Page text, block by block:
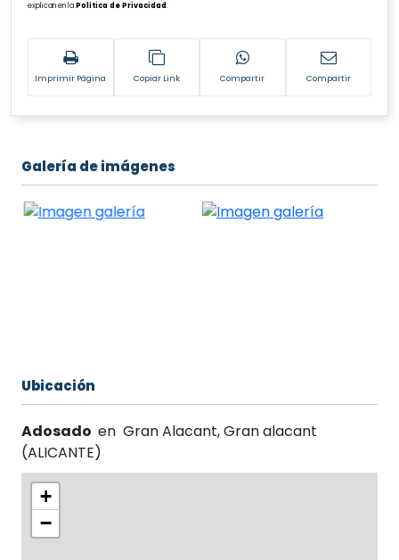
explican en laPolítica de Privacidad.
Imprimir Página Copiar Link Compartir Compartir
Galería de imágenes
Ubicación
Adosado en Gran Alacant,Gran alacant
(ALICANTE)
+
−